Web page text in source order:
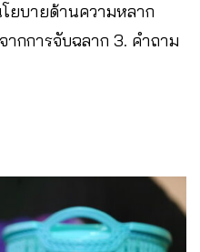
ยบายด้านความหลาก
กการจับฉลาก 3. คำถาม